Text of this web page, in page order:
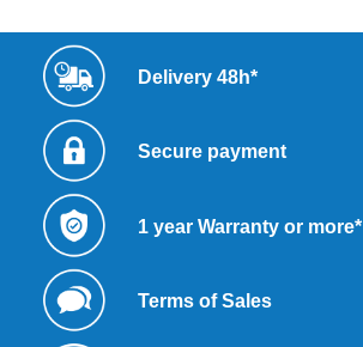
Delivery 48h*
Secure payment
1 year Warranty or more*
Terms of Sales